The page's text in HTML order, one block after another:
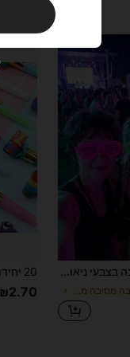
25 משקפי אופנה בצבעי ניאון מגוונים, משקפי קישוט למסיבה מנייר זוהרים בחושך, אביזרי מסיבה זוהרים בחושך, משקפי אופנה ניאון (מתנות למסיבה), אביזרים לתא צילום זוהרים בחושך, אביזרי מסיבה יוניסקס
משתמש חדש
33 %הנחה
%הנחה
הזמנות ₪745+